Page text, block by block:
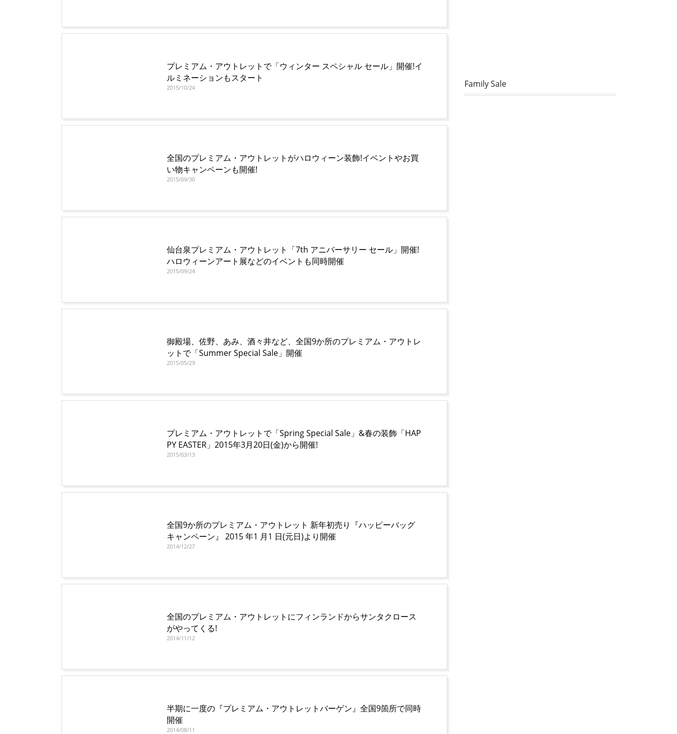
プレミアム・アウトレットで「ウィンター スペシャル セール」開催!イ
ルミネーションもスタート
2015/10/24
全国のプレミアム・アウトレットがハロウィーン装飾!イベントやお買
い物キャンペーンも開催!
2015/09/30
仙台泉プレミアム・アウトレット「7th アニバーサリー セール」開催!
ハロウィーンアート展などのイベントも同時開催
2015/09/24
御殿場、佐野、あみ、酒々井など、全国9か所のプレミアム・アウトレ
ットで「Summer Special Sale」開催
2015/05/29
プレミアム・アウトレットで「Spring Special Sale」&春の装飾「HAP
PY EASTER」2015年3月20日(金)から開催!
2015/03/13
全国9か所のプレミアム・アウトレット 新年初売り『ハッピーバッグ
キャンペーン』 2015 年1 月1 日(元日)より開催
2014/12/27
全国のプレミアム・アウトレットにフィンランドからサンタクロース
がやってくる!
2014/11/12
半期に一度の『プレミアム・アウトレットバーゲン』全国9箇所で同時
開催
2014/08/11
Family Sale